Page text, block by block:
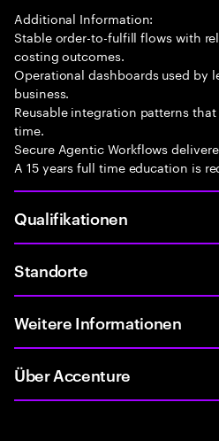
Additional Information:
Stable order-to-fulfill flows with
costing outcomes.
Operational dashboards used by
business.
Reusable integration patterns
time.
Secure Agentic Workflows
A 15 years full time education is
Qualifikationen
Standorte
Weitere Informationen
Über Accenture